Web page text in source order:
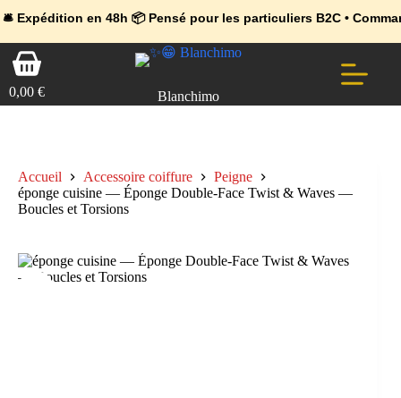
en 48h 📦 Pensé pour les particuliers B2C • Commande
🔥 Déjà adopté par les pros 👉 Passez en Espace Pro B2B 📦
💼 Offres réservées aux professionnels 🚀 Rejoignez l’Espace Pro
PasserPanier
d’achat
0,00 € Blanchimo
Accueil Accessoire coiffure
Peigne
éponge cuisine — Éponge Double-Face Twist & Waves —
Boucles et Torsions